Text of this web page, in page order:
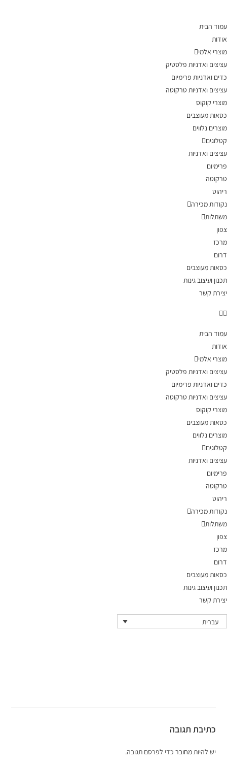
עמוד הבית
אודות
מוצרי אלמי
עציצים ואדניות פלסטיק
כדים ואדניות פרימיום
עציצים ואדניות טרקוטה
מוצרי קוקוס
כסאות מעוצבים
מוצרים נלווים
קטלוגים
עציצים ואדניות
פרימיום
טרקוטה
ריהוט
נקודות מכירה
משתלות
צפון
מרכז
דרום
כסאות מעוצבים
תכנון ועיצוב גינות
יצירת קשר
עמוד הבית
אודות
מוצרי אלמי
עציצים ואדניות פלסטיק
כדים ואדניות פרימיום
עציצים ואדניות טרקוטה
מוצרי קוקוס
כסאות מעוצבים
מוצרים נלווים
קטלוגים
עציצים ואדניות
פרימיום
טרקוטה
ריהוט
נקודות מכירה
משתלות
צפון
מרכז
דרום
כסאות מעוצבים
תכנון ועיצוב גינות
יצירת קשר
עברית
כתיבת תגובה
יש להיותמחובר כדי לפרסם תגובה.